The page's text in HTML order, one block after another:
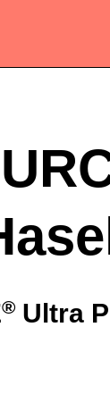
® Ultra